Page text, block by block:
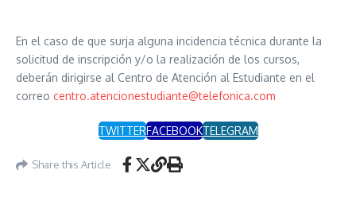
En el caso de que surja alguna incidencia técnica durante la
solicitud de inscripción y/o la realización de los cursos,
deberán dirigirse al Centro de Atención al Estudiante en el
correo centro.atencionestudiante@telefonica.com
TWITTERFACEBOOKTELEGRAM
Share this Article